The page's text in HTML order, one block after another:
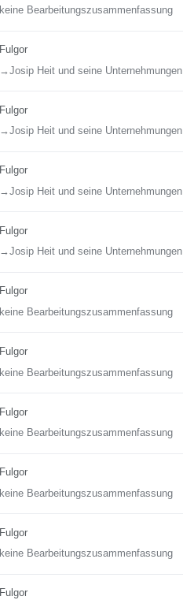
keine Bearbeitungszusammenfassung
Fulgor
→‎Josip Heit und seine Unternehmungen
Fulgor
→‎Josip Heit und seine Unternehmungen
Fulgor
→‎Josip Heit und seine Unternehmungen
Fulgor
→‎Josip Heit und seine Unternehmungen
Fulgor
keine Bearbeitungszusammenfassung
Fulgor
keine Bearbeitungszusammenfassung
Fulgor
keine Bearbeitungszusammenfassung
Fulgor
keine Bearbeitungszusammenfassung
Fulgor
keine Bearbeitungszusammenfassung
Fulgor